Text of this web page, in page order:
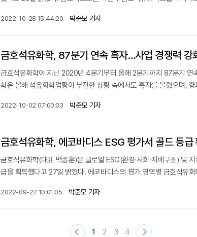
2022-10-28 15:44:20 박준모 기자
금호석유화학, 87분기 연속 흑자…사업 경쟁력 강
금호석유화학이 지난 2020년 4분기부터 올해 2분기까지 87분기 연
학은 올해 석유화학업황이 부진한 상황 속에서도 흑자를 올렸으며,
2022-10-02 07:00:03 박준모 기자
금호석유화학, 에코바디스 ESG 평가서 골드 등급
금호석유화학(대표 백종훈)은 글로벌 ESG(환경·사회·지배구조) 및
급을 획득했다고 27일 밝혔다. 에코바디스의 평가 영역별 금호석유
2022-09-27 10:01:05 박준모 기자
1 2 3 4